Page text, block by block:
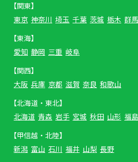
【関東】
東京 神奈川 埼玉 千葉 茨城 栃木 群馬
【東海】
愛知 静岡 三重 岐阜
【関西】
大阪 兵庫 京都 滋賀 奈良 和歌山
【北海道・東北】
北海道 青森 岩手 宮城 秋田 山形 福島
【甲信越・北陸】
新潟 富山 石川 福井 山梨 長野